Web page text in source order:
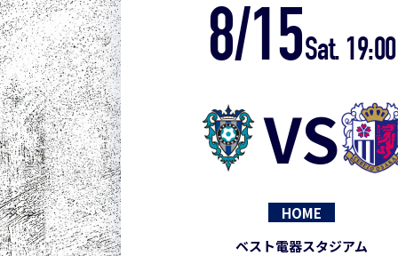
8/15Sat. 19:00
VS
HOME
ベスト電器スタジアム